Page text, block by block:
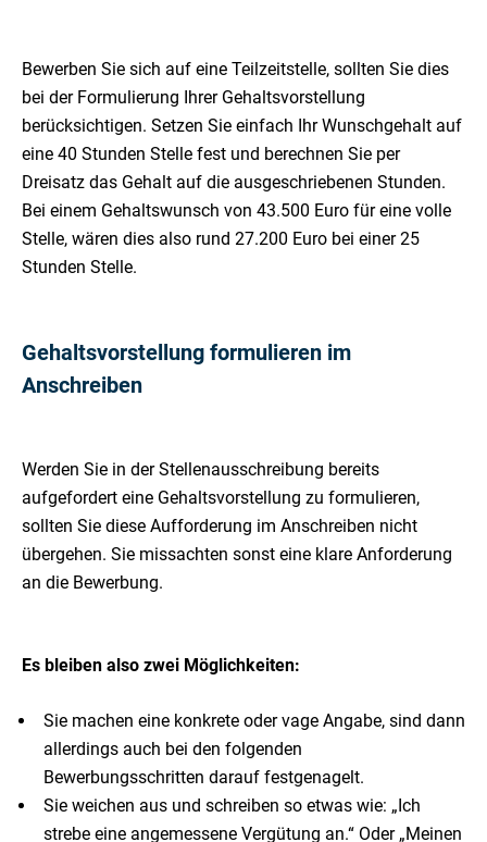
Bewerben Sie sich auf eine Teilzeitstelle, sollten Sie dies
bei der Formulierung Ihrer Gehaltsvorstellung
berücksichtigen. Setzen Sie einfach Ihr Wunschgehalt auf
eine 40 Stunden Stelle fest und berechnen Sie per
Dreisatz das Gehalt auf die ausgeschriebenen Stunden.
Bei einem Gehaltswunsch von 43.500 Euro für eine volle
Stelle, wären dies also rund 27.200 Euro bei einer 25
Stunden Stelle.
Gehaltsvorstellung formulieren im
Anschreiben
Werden Sie in der Stellenausschreibung bereits
aufgefordert eine Gehaltsvorstellung zu formulieren,
sollten Sie diese Aufforderung im Anschreiben nicht
übergehen. Sie missachten sonst eine klare Anforderung
an die Bewerbung.
Es bleiben also zwei Möglichkeiten:
Sie machen eine konkrete oder vage Angabe, sind dann
allerdings auch bei den folgenden
Bewerbungsschritten darauf festgenagelt.
Sie weichen aus und schreiben so etwas wie: „Ich
strebe eine angemessene Vergütung an.“ Oder „Meinen